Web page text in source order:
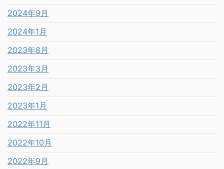
2024年9月
2024年1月
2023年8月
2023年3月
2023年2月
2023年1月
2022年11月
2022年10月
2022年9月